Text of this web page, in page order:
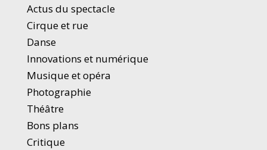
Actus du spectacle
Cirque et rue
Danse
Innovations et numérique
Musique et opéra
Photographie
Théâtre
Bons plans
Critique